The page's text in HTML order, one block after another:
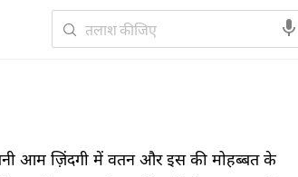
आम ज़िंदगी में वतन और इस की मोहब्बत के